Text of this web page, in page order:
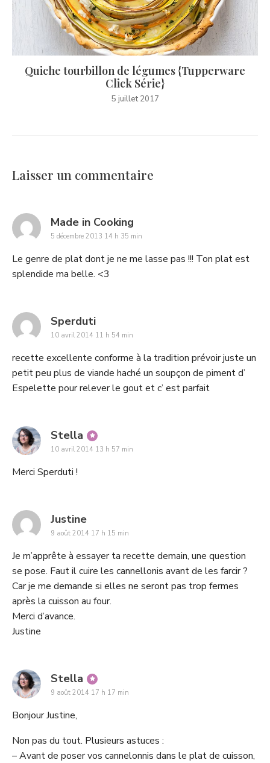
Quiche tourbillon de légumes {Tupperware
Click Série}
5 juillet 2017
Laisser un commentaire
Made in Cooking
5 décembre 2013 14 h 35 min
Le genre de plat dont je ne me lasse pas !!! Ton plat est
splendide ma belle. <3
Sperdutisays:
10 avril 2014 11 h 54 min
recette excellente conforme à la tradition prévoir juste un
petit peu plus de viande haché un soupçon de piment d’
Espelette pour relever le gout et c’ est parfait
Stella says:
10 avril 2014 13 h 57 min
Merci Sperduti !
Justinesays:
9 août 2014 17 h 15 min
Je m’apprête à essayer ta recette demain, une question
se pose. Faut il cuire les cannellonis avant de les farcir ?
Car je me demande si elles ne seront pas trop fermes
après la cuisson au four.
Merci d’avance.
Justine
Stella says:
9 août 2014 17 h 17 min
Bonjour Justine,
Non pas du tout. Plusieurs astuces :
– Avant de poser vos cannelonnis dans le plat de cuisson,